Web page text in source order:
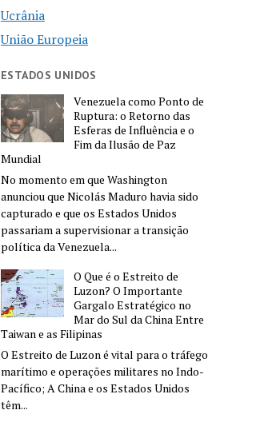
Ucrânia
União Europeia
ESTADOS UNIDOS
Venezuela como Ponto de
Ruptura: o Retorno das
Esferas de Influência e o
Fim da Ilusão de Paz
Mundial
No momento em que Washington
anunciou que Nicolás Maduro havia sido
capturado e que os Estados Unidos
passariam a supervisionar a transição
política da Venezuela...
O Que é o Estreito de
Luzon? O Importante
Gargalo Estratégico no
Mar do Sul da China Entre
Taiwan e as Filipinas
O Estreito de Luzon é vital para o tráfego
marítimo e operações militares no Indo-
Pacífico; A China e os Estados Unidos
têm...